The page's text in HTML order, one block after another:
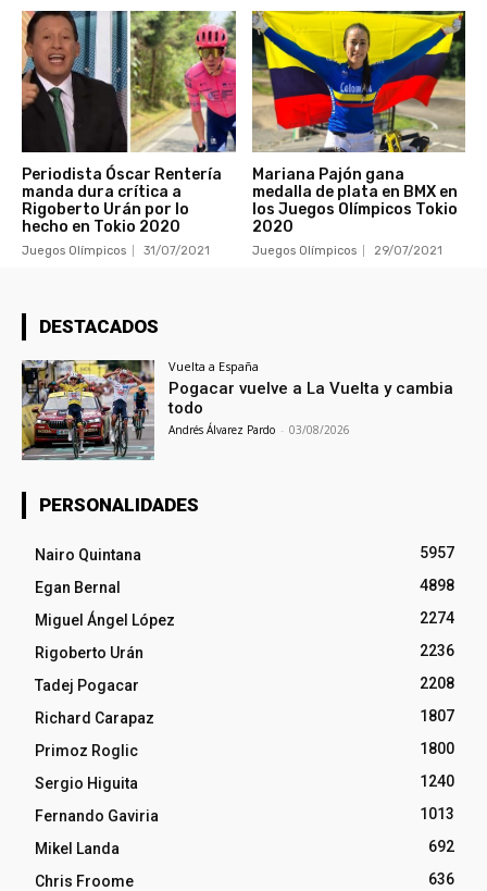
Periodista Óscar Rentería
manda dura crítica a
Rigoberto Urán por lo
hecho en Tokio 2020
Juegos Olímpicos 31/07/2021
Mariana Pajón gana
medalla de plata en BMX en
los Juegos Olímpicos Tokio
2020
Juegos Olímpicos 29/07/2021
DESTACADOS
Vuelta a España
Pogacar vuelve a La Vuelta y cambia
todo
Andrés Álvarez Pardo - 03/08/2026
PERSONALIDADES
Nairo Quintana
5957
Egan Bernal
4898
Miguel Ángel López
2274
Rigoberto Urán
2236
Tadej Pogacar
2208
Richard Carapaz
1807
Primoz Roglic
1800
Sergio Higuita
1240
Fernando Gaviria
1013
Mikel Landa
692
Chris Froome
636